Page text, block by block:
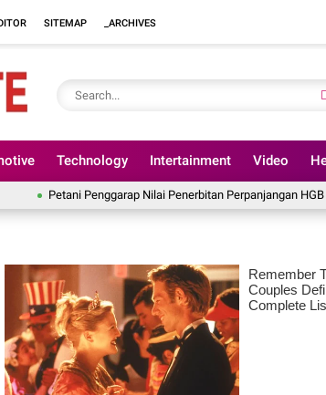
SITEMAP _ARCHIVES
Technology Intertainment Video
Petani Penggarap Nilai Penerbitan Perpanjangan HGB PT BSS